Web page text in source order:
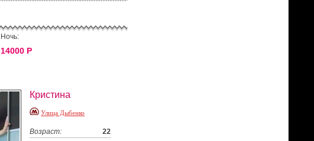
Ночь:
14000 Р
Кристина
Улица Дыбенко
Возраст:
22